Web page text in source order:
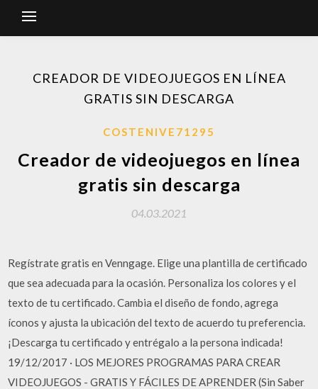
CREADOR DE VIDEOJUEGOS EN LÍNEA
GRATIS SIN DESCARGA
COSTENIVE71295
Creador de videojuegos en línea
gratis sin descarga
04.03.2021
Regístrate gratis en Venngage. Elige una plantilla de certificado
que sea adecuada para la ocasión. Personaliza los colores y el
texto de tu certificado. Cambia el diseño de fondo, agrega
íconos y ajusta la ubicación del texto de acuerdo tu preferencia.
¡Descarga tu certificado y entrégalo a la persona indicada!
19/12/2017 · LOS MEJORES PROGRAMAS PARA CREAR
VIDEOJUEGOS - GRATIS Y FÁCILES DE APRENDER (Sin Saber